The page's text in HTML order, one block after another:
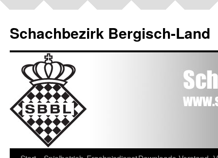
Schachbezirk Bergisch-Land